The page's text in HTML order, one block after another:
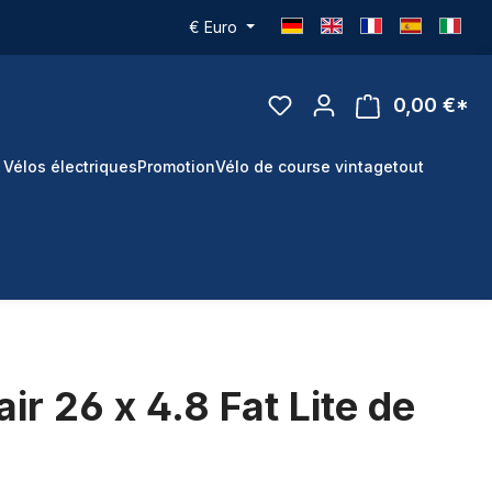
€ Euro
0,00 €*
Vélos électriquesPromotionVélo de course vintagetout
26 x 4.8 Fat Lite de